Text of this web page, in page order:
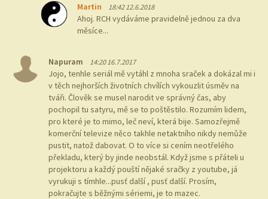
Martin 18:42 12.6.2018
Ahoj. RCH vydáváme pravidelně jednou za dva
měsíce...
Napuram 14:20 16.7.2017
Jojo, tenhle seriál mě vytáhl z mnoha sraček a dokázal mi i
v těch nejhorších životních chvílích vykouzlit úsměv na
tváři. Člověk se musel narodit ve správný čas, aby
pochopil tu satyru, mě se to poštěstilo. Rozumím lidem,
pro které je to mimo, leč neví, která bije. Samozřejmě
komerční televize něco takhle netaktního nikdy nemůže
pustit, natož dabovat. O to více si cením neotřelého
překladu, který by jinde neobstál. Když jsme s přáteli u
projektoru a každý pouští nějaké sračky z youtube, já
vyrukuji s tímhle...pusť další , pusť další. Prosím,
pokračujte s běžnými sériemi, je to mazec.